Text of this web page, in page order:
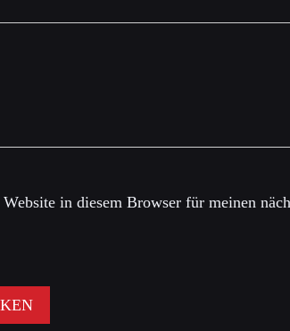
in diesem Browser für meinen